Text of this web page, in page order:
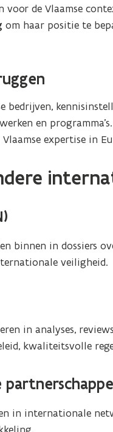
voor de Vlaamse
om haar positie te
bedrijven,
en
expertise in
binnen in dossiers
veiligheid.
in analyses,
kwaliteitsvolle
in internationale